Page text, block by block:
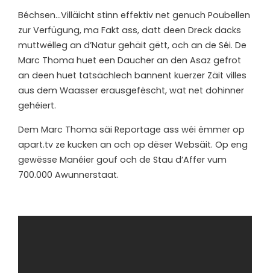
Béchsen…Villäicht stinn effektiv net genuch Poubellen
zur Verfügung, ma Fakt ass, datt deen Dreck dacks
muttwëlleg an d’Natur gehäit gëtt, och an de Séi. De
Marc Thoma huet een Daucher an den Asaz gefrot
an deen huet tatsächlech bannent kuerzer Zäit villes
aus dem Waasser erausgefëscht, wat net dohinner
gehéiert.
Dem Marc Thoma säi Reportage ass wéi ëmmer op
apart.tv ze kucken an och op dëser Websäit. Op eng
gewësse Manéier gouf och de Stau d’Affer vum
700.000 Awunnerstaat.